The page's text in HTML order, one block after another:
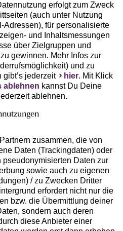
erfolgt zum Zweck
(auch unter Nutzung
Adressen), für personalisierte
und Inhaltsmessungen
über Zielgruppen und
gewinnen. Mehr Infos zur
und zu
jederzeit
hier. Mit Klick
ablehnen kannst Du Deine
ablehnen.
zusammen, die von
Daten (Trackingdaten) oder
Daten zur
sowie auch zu eigenen
/ zu Zwecken Dritter
erfordert nicht nur die
bzw. die Übermittlung deiner
sondern auch deren
diese Anbieter einer